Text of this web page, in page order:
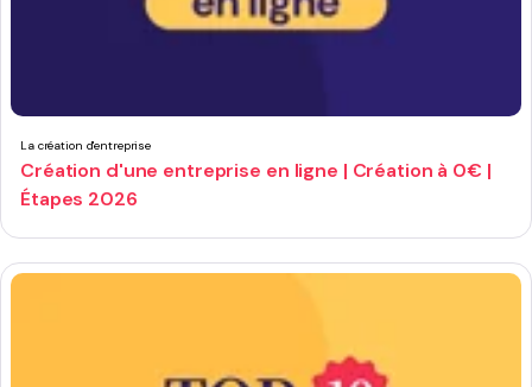
La création d'entreprise
Création d'une entreprise en ligne | Création à 0€ |
Étapes 2026